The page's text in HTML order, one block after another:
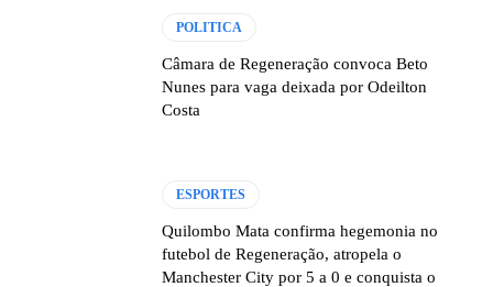
POLITICA
Câmara de Regeneração convoca Beto
Nunes para vaga deixada por Odeilton
Costa
ESPORTES
Quilombo Mata confirma hegemonia no
futebol de Regeneração, atropela o
Manchester City por 5 a 0 e conquista o